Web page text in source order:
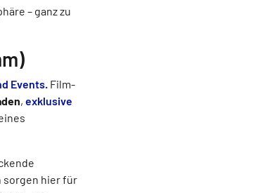
– ganz zu
Events. Film-
, exklusive
sorgen hier für